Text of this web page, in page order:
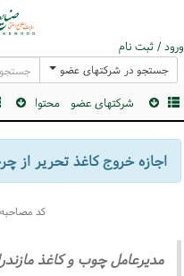
ورود / ثبت نام
جستجو در شرکتهای عضو
شرکتهای عضو محتوا
اجازه خروج کاغذ تحریر از
کد مصاحبه: ۸۰۱ - تاریخ درج: ۱۴۰۱/۱۱/۱۰ -
مدیرعامل چوب و کاغذ